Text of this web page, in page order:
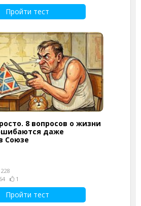
Пройти тест
8 вопросов о жизни
даже
Союзе
1
Пройти тест